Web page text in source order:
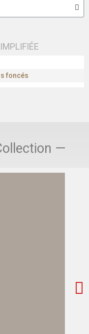
foncés
—